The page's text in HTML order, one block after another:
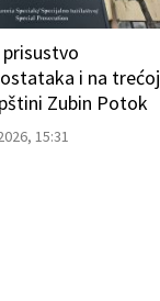
i na trećoj
Zubin Potok
15:31